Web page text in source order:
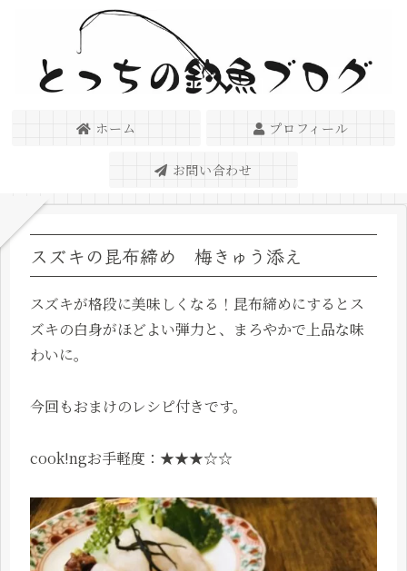
ホーム プロフィール
お問い合わせ
スズキの昆布締め 梅きゅう添え
スズキが格段に美味しくなる！昆布締めにするとス
ズキの白身がほどよい弾力と、まろやかで上品な味
わいに。
今回もおまけのレシピ付きです。
cook!ngお手軽度：★★★☆☆